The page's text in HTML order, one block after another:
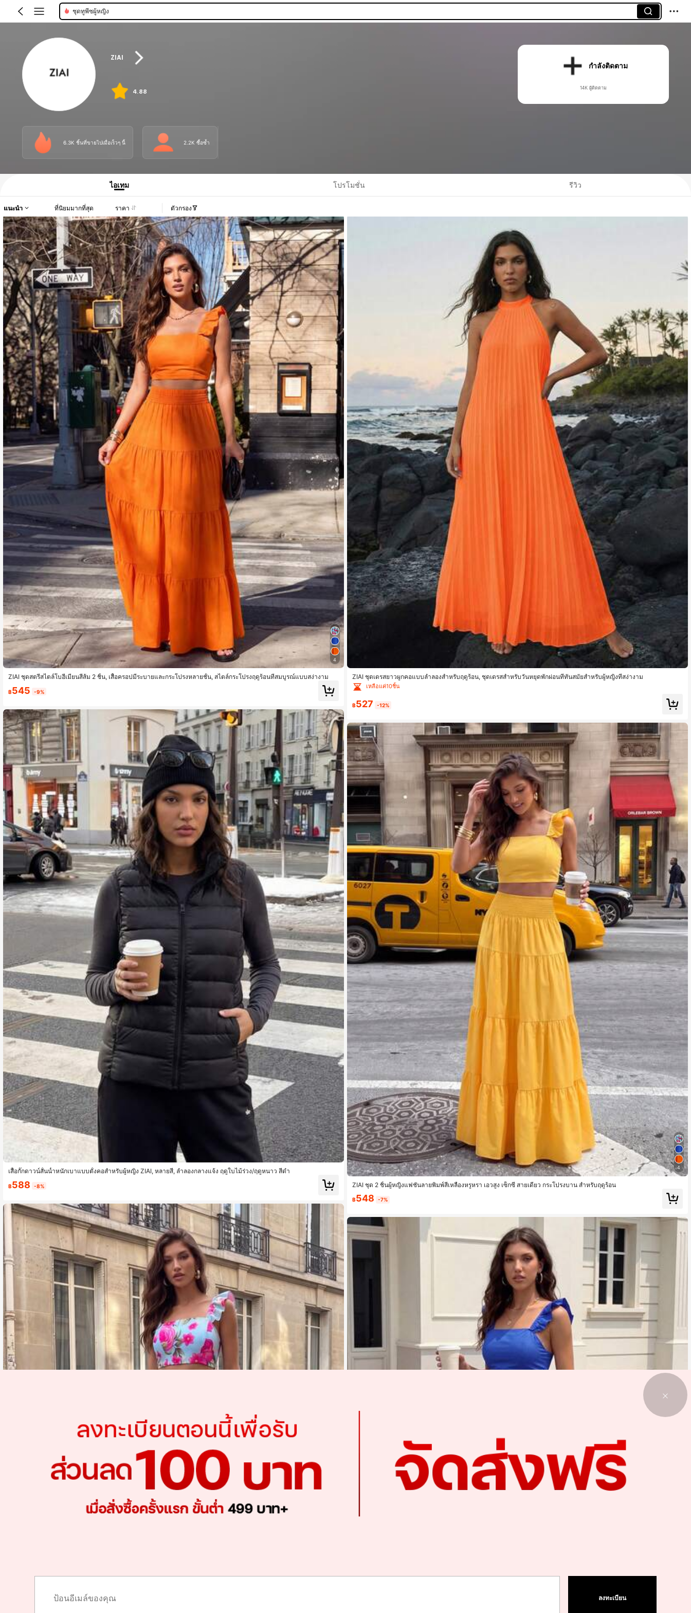
ชุดทูพีซผู้หญิง
ZIAI
4.88
กำลังติดตาม
14K ผู้ติดตาม
6.3K ชิ้นที่ขายไปเมื่อเร็วๆ นี้ 2.2K ซื้อซ้ำ
ไอเทม โปรโมชั่น รีวิว
แนะนำ ที่นิยมมากที่สุด ราคา ตัวกรอง
4
ZIAI ชุดสตรีสไตล์โบฮีเมียนสีส้ม 2 ชิ้น, เสื้อครอปมีระบายและกระโปรงหลายชั้น, สไตล์กระโปรงฤดูร้อนที่สมบูรณ์แบบสง่างาม
฿545 -9%
เสื้อกั๊กดาวน์สั้นน้ำหนักเบาแบบตั้งคอสำหรับผู้หญิง ZIAI, หลายสี, ลำลองกลางแจ้ง ฤดูใบไม้ร่วง/ฤดูหนาว สีดำ
฿588 -8%
ZIAI ชุดเดรสยาวผูกคอแบบลำลองสำหรับฤดูร้อน, ชุดเดรสสำหรับวันหยุดพักผ่อนที่ทันสมัยสำหรับผู้หญิงที่สง่างาม
เหลือแค่10ชิ้น
฿527 -12%
4
ZIAI ชุด 2 ชิ้นผู้หญิงแฟชั่นลายพิมพ์สีเหลืองหรูหรา เอวสูง เซ็กซี่ สายเดี่ยว กระโปรงบาน สำหรับฤดูร้อน
฿548 -7%
ลงทะเบียน